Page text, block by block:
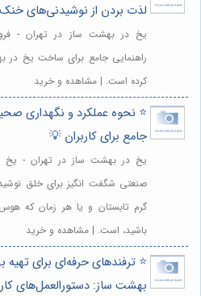
لذت بردن از نوشیدنی‌های
یخ در بهشت ساز در تهران -
راهنمایی جامع برای ساخت یخ در
کرده است. | مشاهده و خرید
⭐️ نحوه عملکرد و نگهداری
جامع برای کاربران 💡
یخ در بهشت ساز در تهران - یخ
صنعتی شگفت انگیز برای خلق
گرم تابستان و یا هر زمان که
باشید، است. | مشاهده و خرید
⭐️ ترفندهای حرفه‌ای برای
بهشت ساز: دستورالعمل‌های